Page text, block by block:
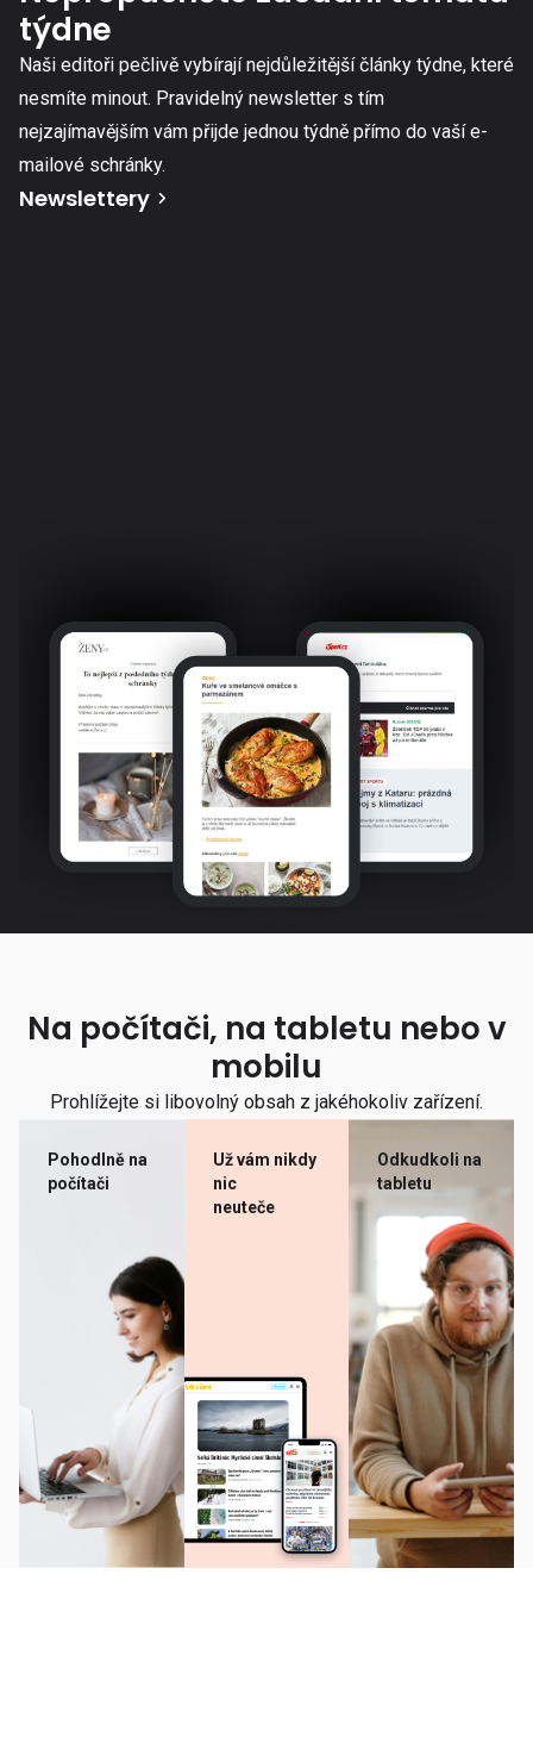
týdne
Naši editoři pečlivě vybírají nejdůležitější články týdne, které
nesmíte minout. Pravidelný newsletter s tím
nejzajímavějším vám přijde jednou týdně přímo do vaší e-
mailové schránky.
Newslettery
Na počítači, na tabletu nebo v
mobilu
Prohlížejte si libovolný obsah z jakéhokoliv zařízení.
Pohodlně na
počítači
Už vám nikdy
nic
neuteče
Odkudkoli na
tabletu